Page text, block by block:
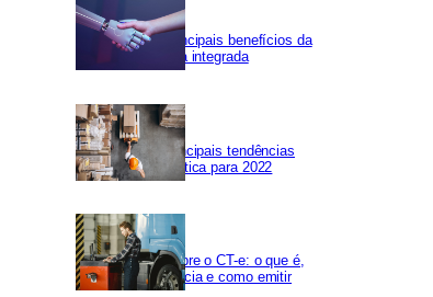
Os 5 principais benefícios da
Logística integrada
As 5 principais tendências
em logística para 2022
Tudo sobre o CT-e: o que é,
importância e como emitir